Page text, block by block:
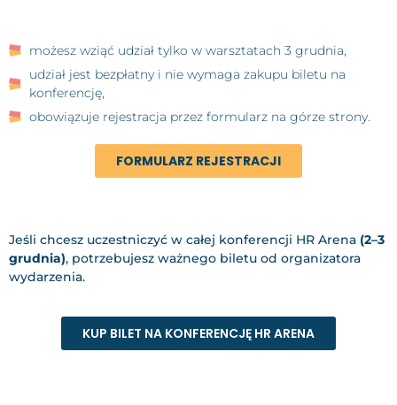
możesz wziąć udział tylko w warsztatach 3 grudnia,
udział jest bezpłatny i nie wymaga zakupu biletu na
konferencję,
obowiązuje rejestracja przez formularz na górze strony.
FORMULARZ REJESTRACJI
Jeśli chcesz uczestniczyć w całej konferencji HR Arena (2–3
grudnia), potrzebujesz ważnego biletu od organizatora
wydarzenia.
KUP BILET NA KONFERENCJĘ HR ARENA